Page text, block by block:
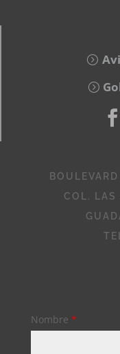
COL. LAS
Nombre *